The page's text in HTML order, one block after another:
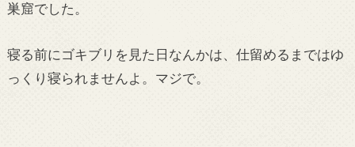
巣窟でした。
寝る前にゴキブリを見た日なんかは、仕留めるまではゆ
っくり寝られませんよ。マジで。